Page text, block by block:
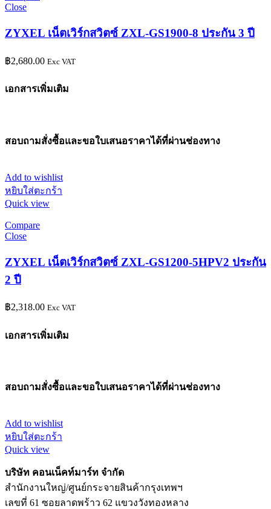
Close
ZYXEL เน็ตเวิร์กสวิตซ์ ZXL-GS1900-8 ประกัน 3 ปี
฿2,680.00 Exc VAT
เอกสารเพิ่มเติม
สอบถามสั่งซื้อและขอใบเสนอราคาได้ที่ผ่านช่องทาง
Add to wishlist
หยิบใส่ตะกร้า
Quick view
Compare
Close
ZYXEL เน็ตเวิร์กสวิตซ์ ZXL-GS1200-5HPV2 ประกัน
2 ปี
฿2,318.00 Exc VAT
เอกสารเพิ่มเติม
สอบถามสั่งซื้อและขอใบเสนอราคาได้ที่ผ่านช่องทาง
Add to wishlist
หยิบใส่ตะกร้า
Quick view
บริษัท คอนเน็คท์มาร์ท จำกัด
สำนักงานใหญ่/ศูนย์กระจายสินค้ากรุงเทพฯ
เลขที่ 61 ซอยลาดพร้าว 62 แขวงวังทองหลาง